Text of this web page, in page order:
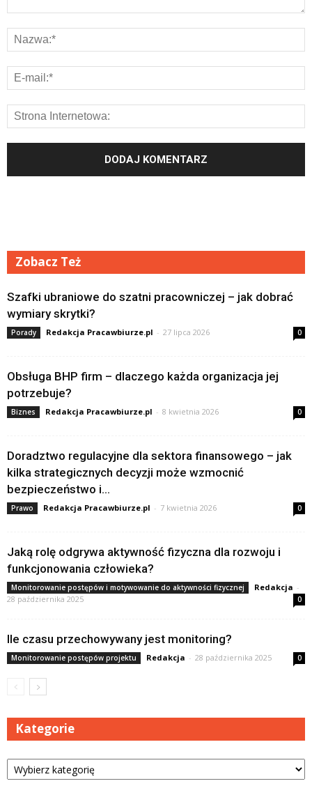
Zobacz Też
Szafki ubraniowe do szatni pracowniczej – jak dobrać
wymiary skrytki?
Porady Redakcja Pracawbiurze.pl - 27 lipca 2026 0
Obsługa BHP firm – dlaczego każda organizacja jej
potrzebuje?
Biznes Redakcja Pracawbiurze.pl - 8 kwietnia 2026 0
Doradztwo regulacyjne dla sektora finansowego – jak
kilka strategicznych decyzji może wzmocnić
bezpieczeństwo i...
Prawo Redakcja Pracawbiurze.pl - 7 kwietnia 2026 0
Jaką rolę odgrywa aktywność fizyczna dla rozwoju i
funkcjonowania człowieka?
Monitorowanie postępów i motywowanie do aktywności fizycznej Redakcja -
28 października 2025
0
Ile czasu przechowywany jest monitoring?
Monitorowanie postępów projektu Redakcja - 28 października 2025 0
Kategorie
Kategorie